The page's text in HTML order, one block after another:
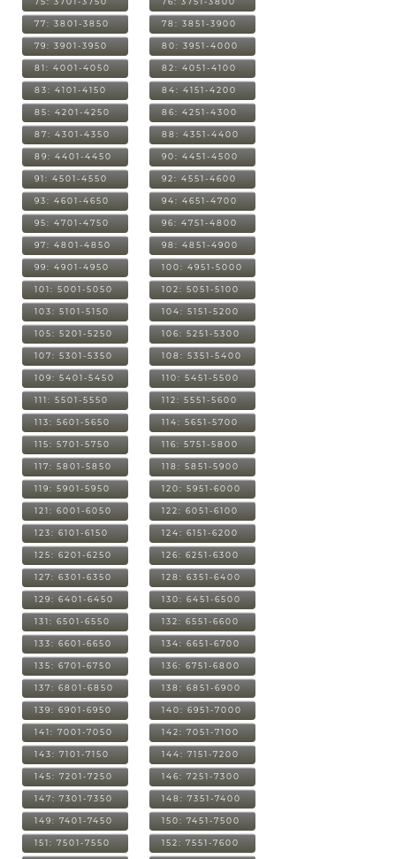
77: 3801-3850 78: 3851-3900
79: 3901-3950 80: 3951-4000
81: 4001-4050 82: 4051-4100
83: 4101-4150 84: 4151-4200
85: 4201-4250 86: 4251-4300
87: 4301-4350 88: 4351-4400
89: 4401-4450 90: 4451-4500
91: 4501-4550 92: 4551-4600
93: 4601-4650 94: 4651-4700
95: 4701-4750 96: 4751-4800
97: 4801-4850 98: 4851-4900
99: 4901-4950 100: 4951-5000
101: 5001-5050 102: 5051-5100
103: 5101-5150 104: 5151-5200
105: 5201-5250 106: 5251-5300
107: 5301-5350 108: 5351-5400
109: 5401-5450 110: 5451-5500
111: 5501-5550 112: 5551-5600
113: 5601-5650 114: 5651-5700
115: 5701-5750 116: 5751-5800
117: 5801-5850 118: 5851-5900
119: 5901-5950 120: 5951-6000
121: 6001-6050 122: 6051-6100
123: 6101-6150 124: 6151-6200
125: 6201-6250 126: 6251-6300
127: 6301-6350 128: 6351-6400
129: 6401-6450 130: 6451-6500
131: 6501-6550 132: 6551-6600
133: 6601-6650 134: 6651-6700
135: 6701-6750 136: 6751-6800
137: 6801-6850 138: 6851-6900
139: 6901-6950 140: 6951-7000
141: 7001-7050 142: 7051-7100
143: 7101-7150 144: 7151-7200
145: 7201-7250 146: 7251-7300
147: 7301-7350 148: 7351-7400
149: 7401-7450 150: 7451-7500
151: 7501-7550 152: 7551-7600